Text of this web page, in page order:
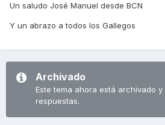
Un saludo José Manuel desde BCN
Y un abrazo a todos los Gallegos
Archivado
Este tema ahora está archivado
respuestas.